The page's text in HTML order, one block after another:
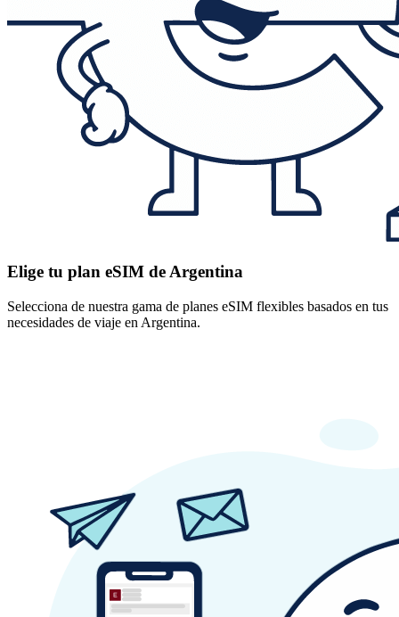
Elige tu plan eSIM de Argentina
Selecciona de nuestra gama de planes eSIM flexibles basados en tus
necesidades de viaje en Argentina.